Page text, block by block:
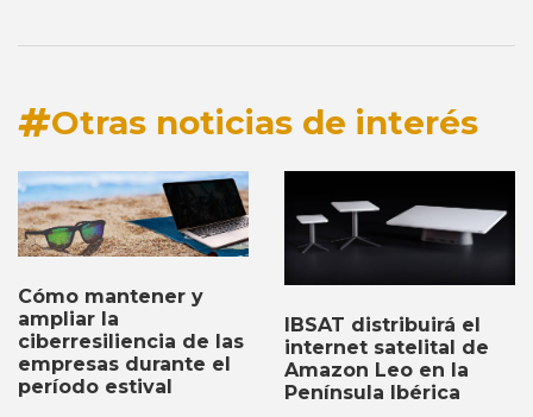
Otras noticias de interés
Cómo mantener y
ampliar la
ciberresiliencia de las
empresas durante el
período estival
IBSAT distribuirá el
internet satelital de
Amazon Leo en la
Península Ibérica